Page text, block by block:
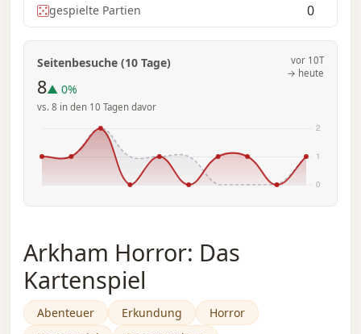
gespielte Partien 0
Seitenbesuche (10 Tage)
8▲ 0%
vs. 8 in den 10 Tagen davor
vor 10T
→ heute
Arkham Horror: Das
Kartenspiel
Abenteuer Erkundung
Horror